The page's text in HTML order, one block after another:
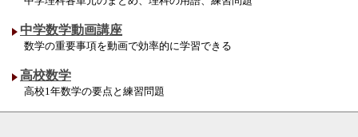
中学数学動画講座
数学の重要事項を動画で効率的に学習できる
高校数学
高校1年数学の要点と練習問題